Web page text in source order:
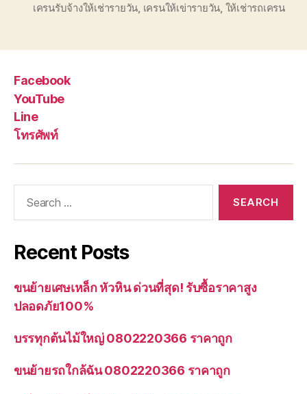
เครนรับจ้างให้เช่ารายวัน เครนให้เข่ารายวัน ให้เช่ารถเครน
Facebook
YouTube
Line
โทรศัพท์
Recent Posts
ขนย้ายเศษเหล็ก หัวหิน ด่วนที่สุด! รับซื้อราคาสูง
ปลอดภัย100%
บรรทุกต้นไม้ใหญ่ 0802220366 ราคาถูก
ขนย้ายรถใกล้ฉัน 0802220366 ราคาถูก